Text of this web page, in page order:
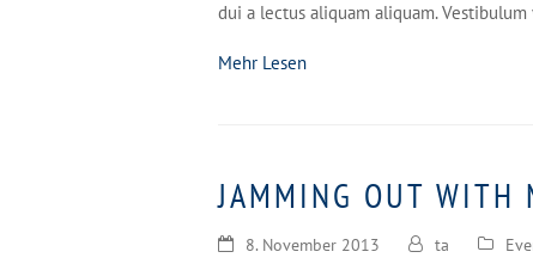
dui a lectus aliquam aliquam.
Mehr Lesen
JAMMING OUT WITH
8. November 2013 ta